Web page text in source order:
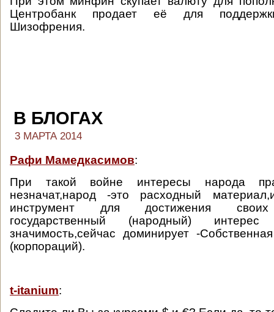
Центробанк продает её для
Шизофрения.
В БЛОГАХ
3 МАРТА 2014
Рафи Мамедкасимов:
При такой войне интересы народа
незначат,народ -это расходный
инструмент для достижения своих
государственный (народный)
значимость,сейчас доминирует -
(корпораций).
t-itanium: